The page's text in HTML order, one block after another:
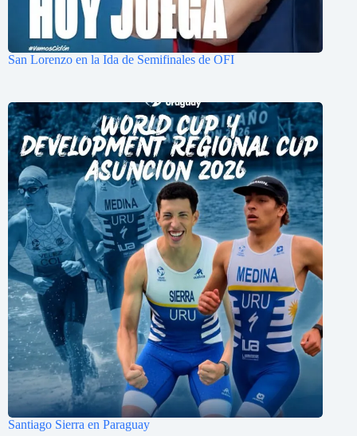
San Lorenzo en la Ida de Semifinales de OFI
Santiago Sierra en Paraguay